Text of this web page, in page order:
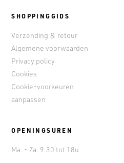
SHOPPINGGIDS
Verzending & retour
Algemene voorwaarden
Privacy policy
Cookies
Cookie-voorkeuren
aanpassen
OPENINGSUREN
Ma. - Za. 9.30 tot 18u